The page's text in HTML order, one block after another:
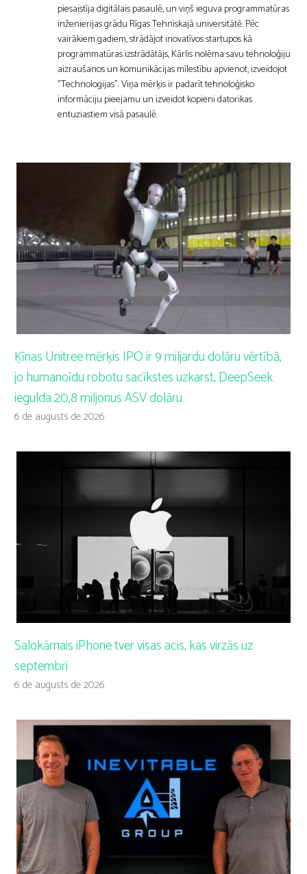
piesaistīja digitālais pasaulē, un viņš ieguva programmatūras
inženierijas grādu Rīgas Tehniskajā universitātē. Pēc
vairākiem gadiem, strādājot inovatīvos startupos kā
programmatūras izstrādātājs, Kārlis nolēma savu tehnoloģiju
aizraušanos un komunikācijas mīlestību apvienot, izveidojot
"Technologijas". Viņa mērķis ir padarīt tehnoloģisko
informāciju pieejamu un izveidot kopieni datorikas
entuziastiem visā pasaulē.
Ķīnas Unitree mērķis IPO ir 9 miljardu dolāru vērtībā,
jo humanoīdu robotu sacīkstes uzkarst, DeepSeek
iegulda 20,8 miljonus ASV dolāru
6 de augusts de 2026
Salokāmais iPhone tver visas acis, kas virzās uz
septembri
6 de augusts de 2026